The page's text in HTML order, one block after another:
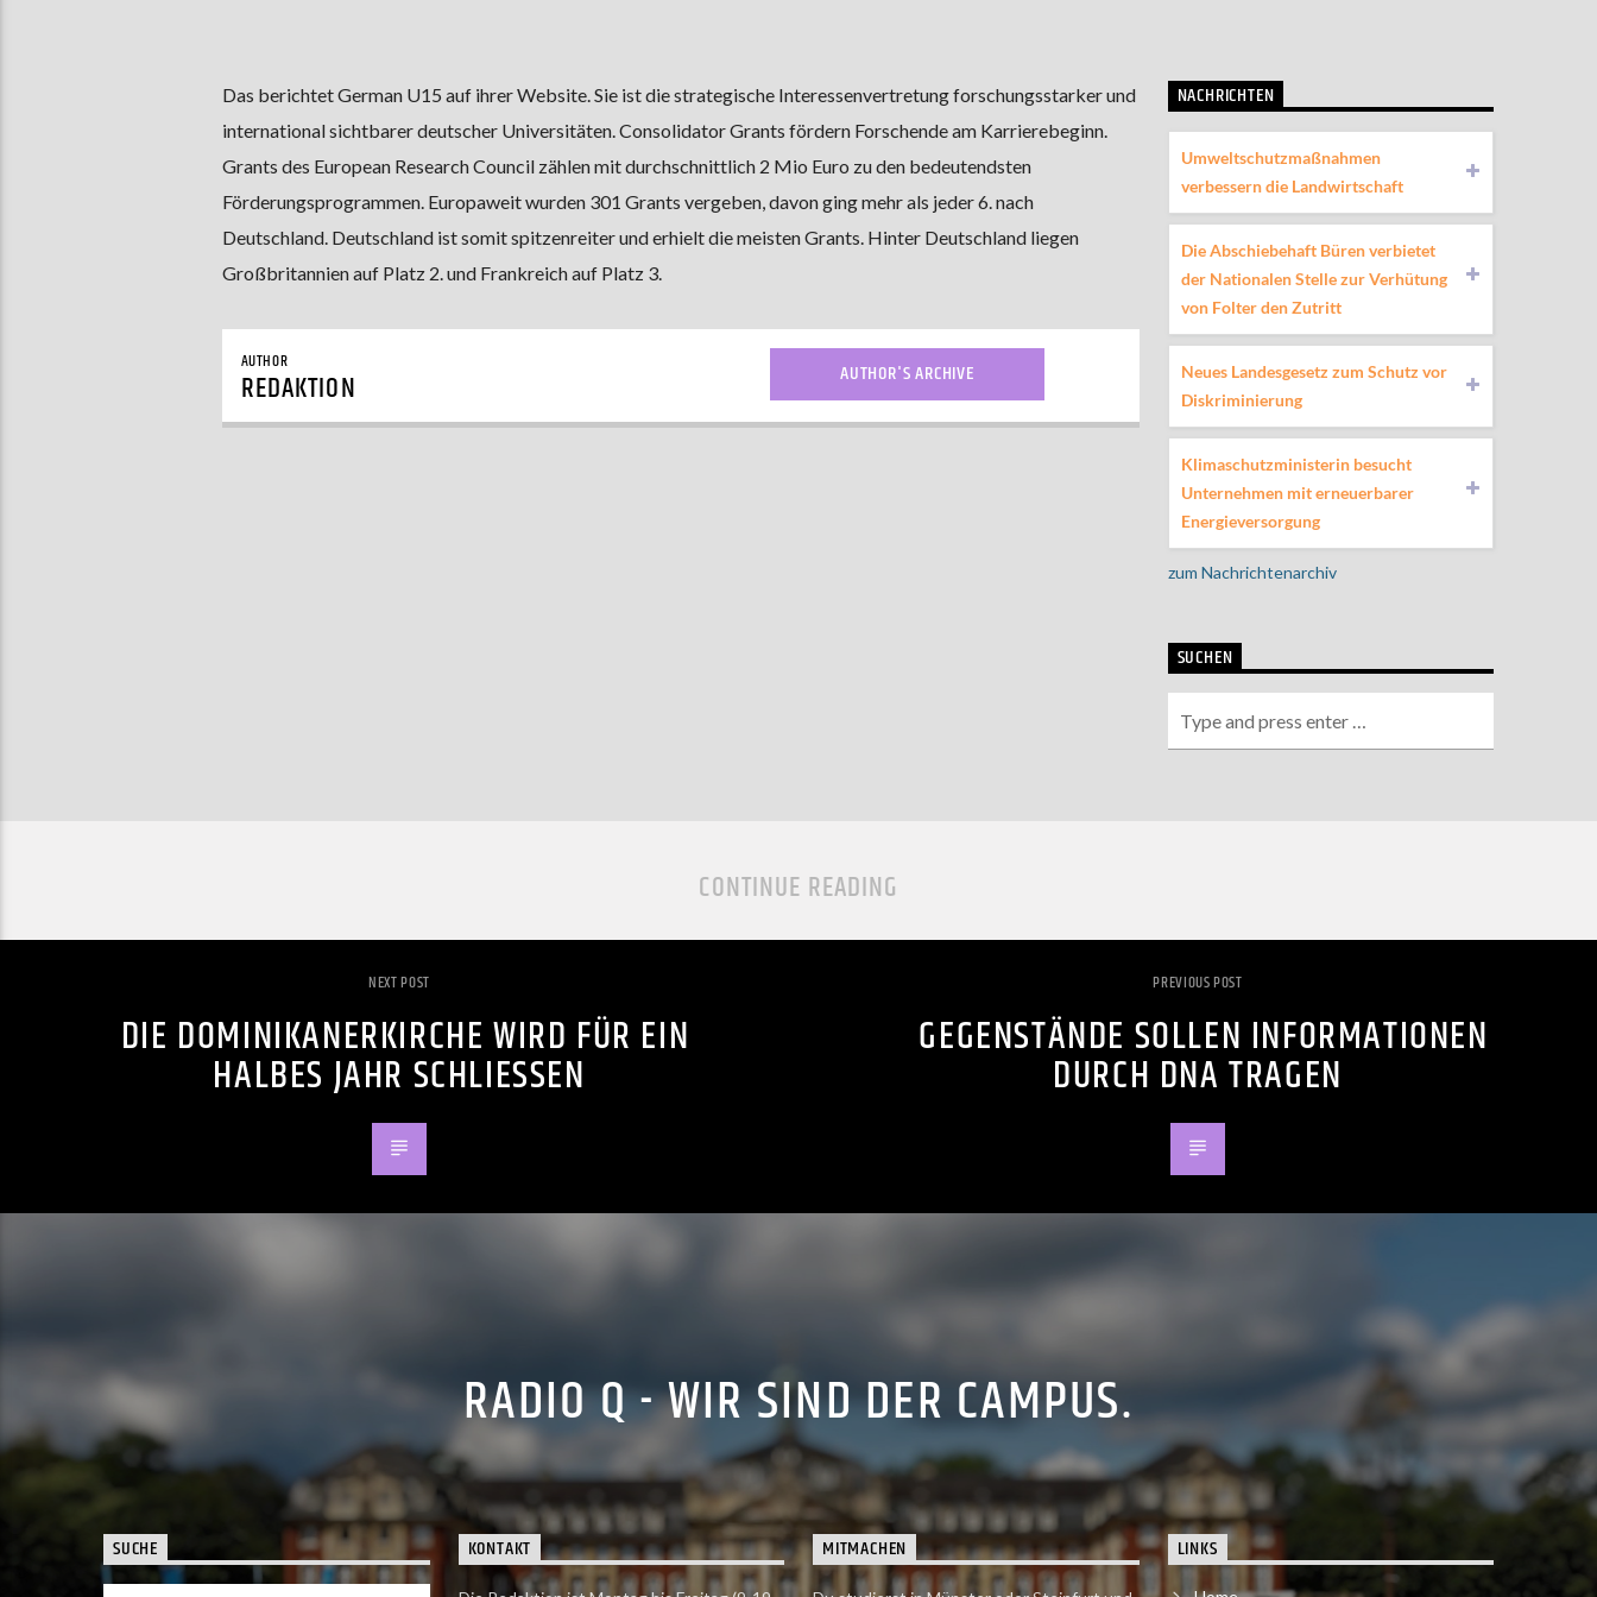
Das berichtet German U15 auf ihrer Website. Sie ist die strategische Interessenvertretung forschungsstarker und
international sichtbarer deutscher Universitäten. Consolidator Grants fördern Forschende am Karrierebeginn.
Grants des European Research Council zählen mit durchschnittlich 2 Mio Euro zu den bedeutendsten
Förderungsprogrammen. Europaweit wurden 301 Grants vergeben, davon ging mehr als jeder 6. nach
Deutschland. Deutschland ist somit spitzenreiter und erhielt die meisten Grants. Hinter Deutschland liegen
Großbritannien auf Platz 2. und Frankreich auf Platz 3.
AUTHOR
REDAKTION AUTHOR'S ARCHIVE
NACHRICHTEN
Umweltschutzmaßnahmen
verbessern die Landwirtschaft
Die Abschiebehaft Büren verbietet
der Nationalen Stelle zur Verhütung
von Folter den Zutritt
Neues Landesgesetz zum Schutz vor
Diskriminierung
Klimaschutzministerin besucht
Unternehmen mit erneuerbarer
Energieversorgung
zum Nachrichtenarchiv
SUCHEN
CONTINUE READING
NEXT POST
DIE DOMINIKANERKIRCHE WIRD FÜR EIN
HALBES JAHR SCHLIESSEN
PREVIOUS POST
GEGENSTÄNDE SOLLEN INFORMATIONEN
DURCH DNA TRAGEN
RADIO Q - WIR SIND DER CAMPUS.
SUCHE KONTAKT MITMACHEN LINKS